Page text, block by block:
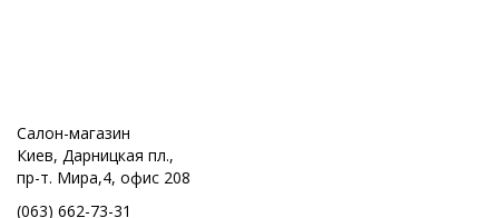
Салон-магазин
Киев, Дарницкая пл.,
пр-т. Мира,4, офис 208
(063) 662-73-31